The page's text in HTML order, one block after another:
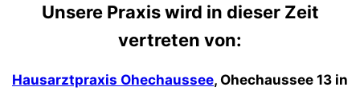
Unsere Praxis wird in dieser Zeit
vertreten von:
Hausarztpraxis Ohechaussee, Ohechaussee 13 in